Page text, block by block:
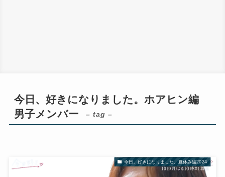
今日、好きになりました。ホアヒン編
男子メンバー
– tag –
今日、好きになりました。夏休み編2024